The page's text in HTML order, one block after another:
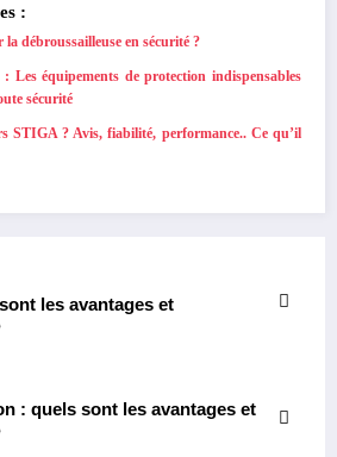
:
débroussailleuse en sécurité ?
Les équipements de protection indispensables
sécurité
STIGA ? Avis, fiabilité, performance.. Ce qu’il
les avantages et
: quels sont les avantages et